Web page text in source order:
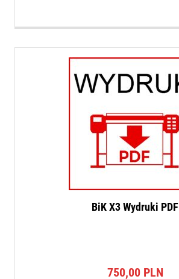
BiK X3 Wydruki PDF
750,00 PLN